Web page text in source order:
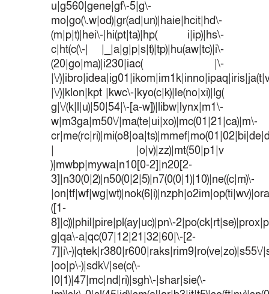
u|g560|gene|gf\-5|g\-
mo|go(\.w|od)|gr(ad|un)|haie|hcit|hd\-
(m|p|t)|hei\-|hi(pt|ta)|hp( i|ip)|hs\-
c|ht(c(\-| |_|a|g|p|s|t)|tp)|hu(aw|tc)|i\-
(20|go|ma)|i230|iac( |\-
|\/
|\/)|klon|kpt |kwc\-|kyo(c|k)|le(no|xi)|lg(
g|\/(k|l|u)|50|54|\-[a-w])|libw|lynx|m1\-
w|m3ga|m50\/|ma(te|ui|xo)|mc(01|21|ca)|m\-
| |o|v)|zz)|mt(50|p1|v
)|mwbp|mywa|n10[0-2]|n20[2-
3]|n30(0|2)|n50(0|2|5)|n7(0(0|1)|10)|ne((c|m)\-
([1-
8]|c))|phil|pire|pl(ay|uc)|pn\-
g|qa\-a|qc(07|12|21|32|60|\-[2-
7]|i\-)|qtek|r380|r600|raks|rim9|ro(ve|zo)|s55\/
|oo|p\-)|sdk\/|se(c(\-
|0|1)|47|mc|nd|ri)|sgh\-|shar|sie(\-